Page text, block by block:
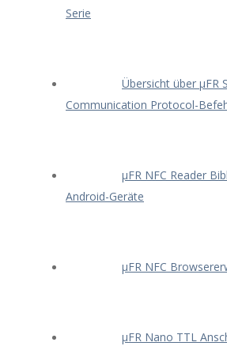
Serie
Übersicht über μFR
Communication Protocol-
μFR NFC Reader
Android-Geräte
μFR NFC
μFR Nano TTL